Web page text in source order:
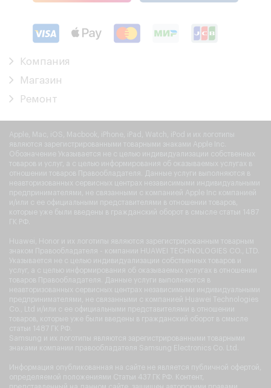
Компания
Магазин
Ремонт
Apple, Mac, iOS, Macbook, iPhone, iPad, Watch, iPod и их логотипы
являются зарегистрированными товарными знаками Apple Inc.
Обозначение Указывается не с целью индивидуализации собственных
товаров и услуг, а с целью информирования об оказываемых услугах в
отношении товаров Правообладателя. Данные услуги выполняются в
неавторизованных сервисных центрах независимыми индивидуальными
предпринимателями, не связанными с компанией Apple Inc компанией
и/или с ее официальными представителями в отношении товаров,
которые уже были введены в гражданский оборот в смысле статьи 1487
ГК РФ.
Huawei, Honor и их логотипы являются зарегистрированным товарным
знаком Правообладателя - компании HUAWEI TECHNOLOGIES CO., LTD.
Указывается не с целью индивидуализации собственных товаров и
услуг, а с целью информирования об оказываемых услугах в отношении
товаров Правообладателя. Данные услуги выполняются в
неавторизованных сервисных центрах независимыми индивидуальными
предпринимателями, не связанными с компанией Huawei Technologies
Co., Ltd и/или с ее официальными представителями в отношении
товаров, которые уже были введены в гражданский оборот в смысле
статьи 1487 ГК РФ.
Samsung и их логотипы являются зарегистрированными товарными
знаками компании правообладателя Samsung Electronics Co. Ltd.
Информация опубликованная на сайте не является публичной офертой,
определяемой положениями Статьи 437 ГК РФ. Контент,